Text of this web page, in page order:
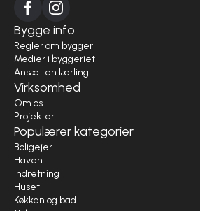
Bygge info
Regler om byggeri
Medier i byggeriet
Ansæt en lærling
Virksomhed
Om os
Projekter
Populærer kategorier
Boligejer
Haven
Indretning
Huset
Køkken og bad